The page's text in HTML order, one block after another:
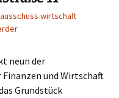
ausschuss wirtschaft
neun der
Finanzen und Wirtschaft
Grundstück